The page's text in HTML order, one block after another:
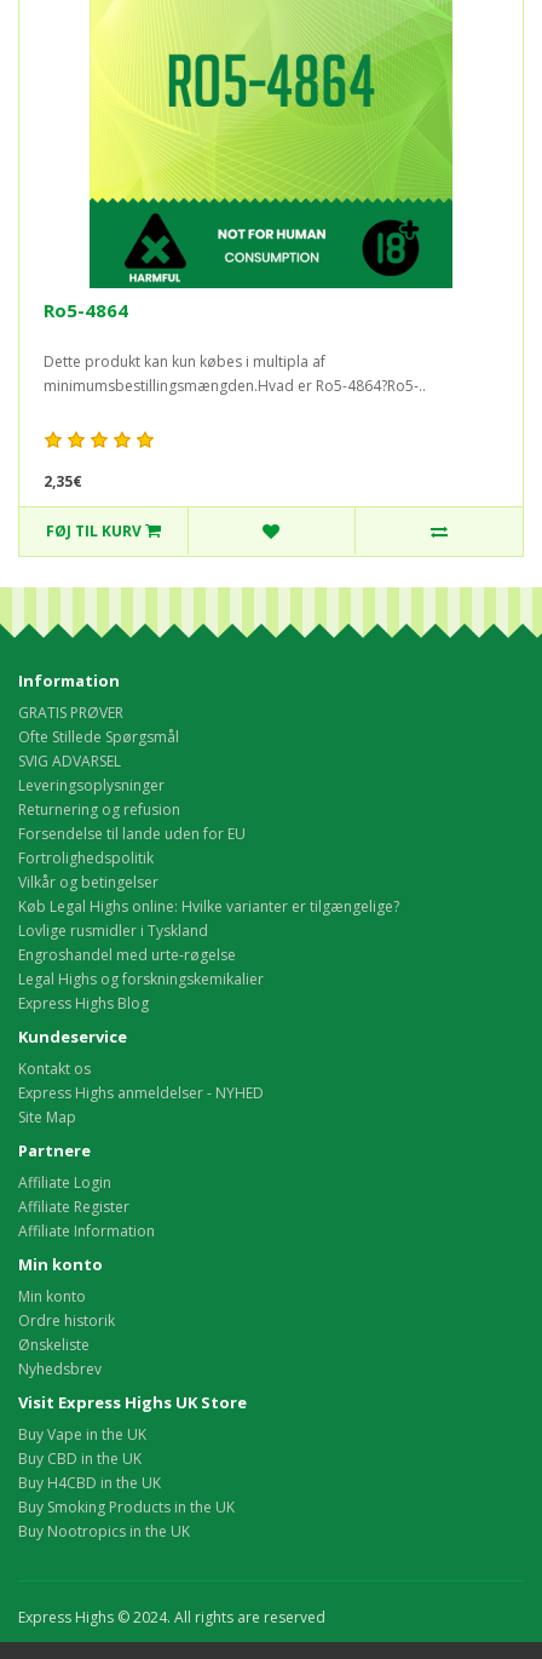
Ro5-4864
Dette produkt kan kun købes i multipla af
minimumsbestillingsmængden.Hvad er Ro5-4864?Ro5-..
2,35€
FØJ TIL KURV
Information
GRATIS PRØVER
Ofte Stillede Spørgsmål
SVIG ADVARSEL
Leveringsoplysninger
Returnering og refusion
Forsendelse til lande uden for EU
Fortrolighedspolitik
Vilkår og betingelser
Køb Legal Highs online: Hvilke varianter er tilgængelige?
Lovlige rusmidler i Tyskland
Engroshandel med urte-røgelse
Legal Highs og forskningskemikalier
Express Highs Blog
Kundeservice
Kontakt os
Express Highs anmeldelser - NYHED
Site Map
Partnere
Affiliate Login
Affiliate Register
Affiliate Information
Min konto
Min konto
Ordre historik
Ønskeliste
Nyhedsbrev
Visit Express Highs UK Store
Buy Vape in the UK
Buy CBD in the UK
Buy H4CBD in the UK
Buy Smoking Products in the UK
Buy Nootropics in the UK
Express Highs © 2024. All rights are reserved